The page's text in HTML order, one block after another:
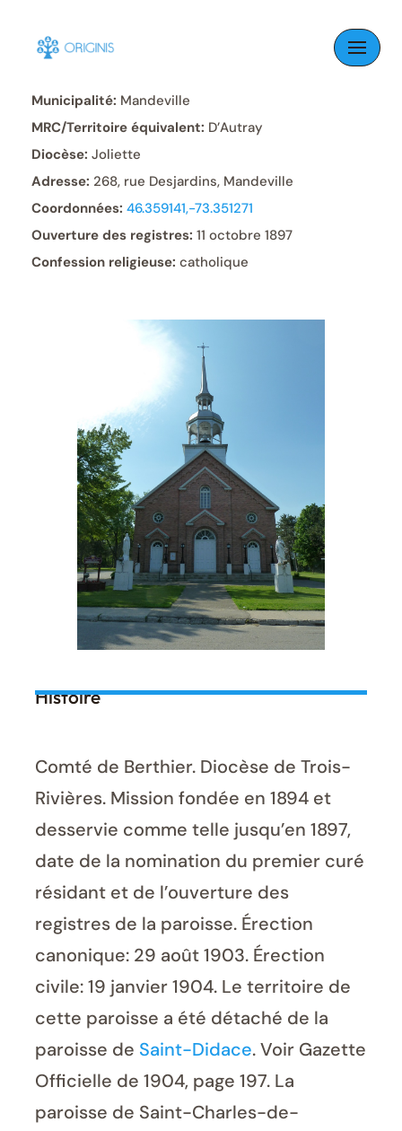
Skip
content
Municipalité: Mandeville
MRC/Territoire équivalent: D’Autray
Diocèse: Joliette
Adresse: 268, rue Desjardins, Mandeville
Coordonnées: 46.359141,-73.351271
Ouverture des registres: 11 octobre 1897
Confession religieuse: catholique
Histoire
Comté de Berthier. Diocèse de Trois-
Rivières. Mission fondée en 1894 et
desservie comme telle jusqu’en 1897,
date de la nomination du premier curé
résidant et de l’ouverture des
registres de la paroisse. Érection
canonique: 29 août 1903. Érection
civile: 19 janvier 1904. Le territoire de
cette paroisse a été détaché de la
paroisse de Saint-Didace. Voir Gazette
Officielle de 1904, page 197. La
paroisse de Saint-Charles-de-